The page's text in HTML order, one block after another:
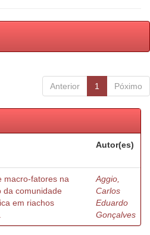
Anterior 1 Póximo
Autor(es)
macro-fatores na
da comunidade
em riachos
Aggio,
Carlos
Eduardo
Gonçalves